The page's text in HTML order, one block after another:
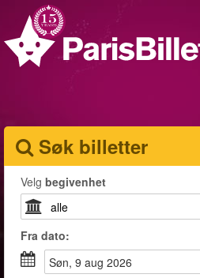
Søk billetter
Velg begivenhet
Fra dato:
søn, 9 aug 2026